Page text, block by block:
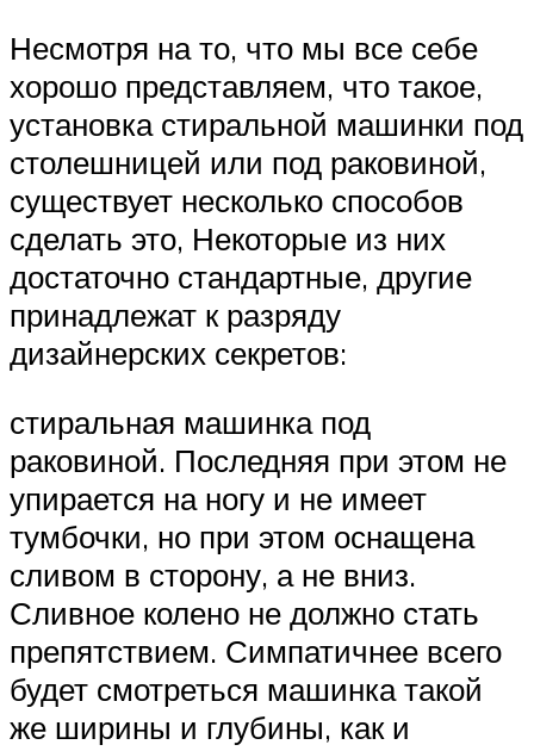
Несмотря на то, что мы все себе
хорошо представляем, что такое,
установка стиральной машинки под
столешницей или под раковиной,
существует несколько способов
сделать это, Некоторые из них
достаточно стандартные, другие
принадлежат к разряду
дизайнерских секретов:
стиральная машинка под
раковиной. Последняя при этом не
упирается на ногу и не имеет
тумбочки, но при этом оснащена
сливом в сторону, а не вниз.
Сливное колено не должно стать
препятствием. Симпатичнее всего
будет смотреться машинка такой
же ширины и глубины, как и